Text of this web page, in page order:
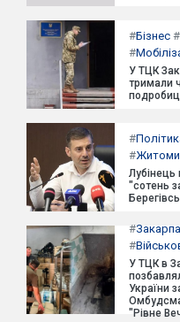
#Бізнес #
#
У ТЦК
тримали
#
#
Лубінець
"сотень
#
#
У ТЦК в
України
"Рівне